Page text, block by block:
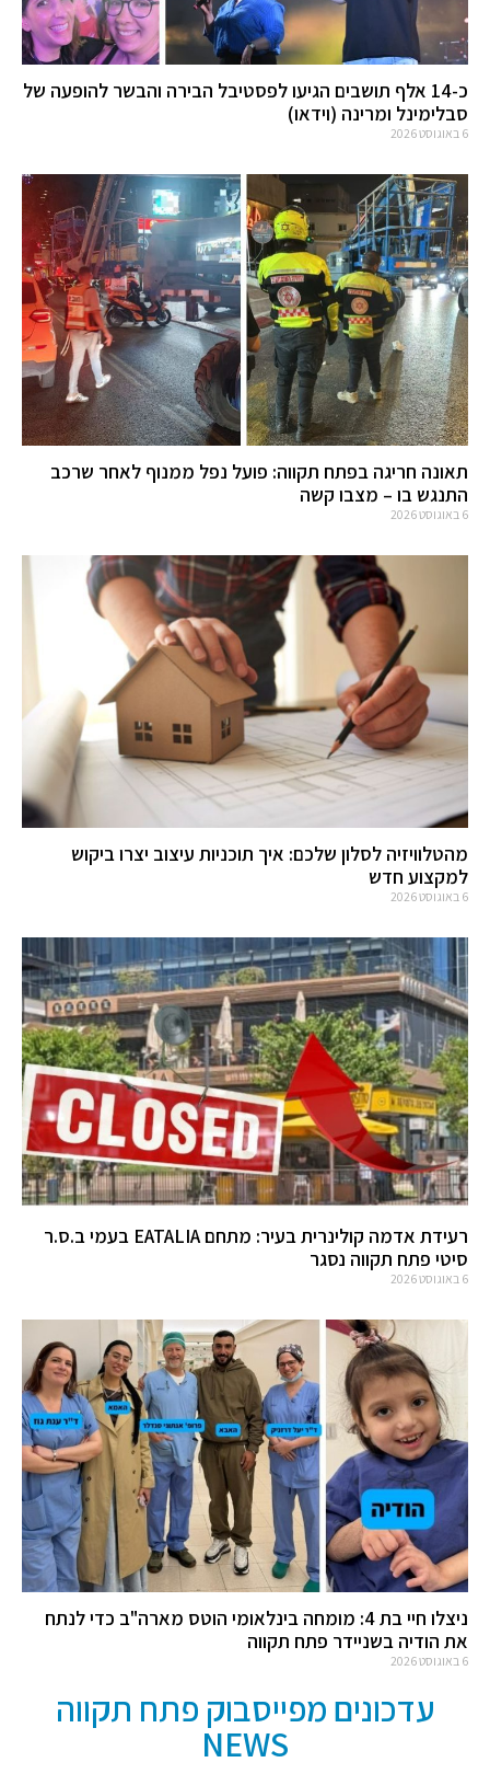
כ-14 אלף תושבים הגיעו לפסטיבל הבירה והבשר להופעה של
סבלימינל ומרינה (וידאו)
6 באוגוסט 2026
תאונה חריגה בפתח תקווה: פועל נפל ממנוף לאחר שרכב
התנגש בו – מצבו קשה
6 באוגוסט 2026
מהטלוויזיה לסלון שלכם: איך תוכניות עיצוב יצרו ביקוש
למקצוע חדש
6 באוגוסט 2026
רעידת אדמה קולינרית בעיר: מתחם EATALIA בעמי ב.ס.ר
סיטי פתח תקווה נסגר
6 באוגוסט 2026
ניצלו חיי בת 4: מומחה בינלאומי הוטס מארה"ב כדי לנתח
את הודיה בשניידר פתח תקווה
6 באוגוסט 2026
עדכונים מפייסבוק פתח תקווה
NEWS